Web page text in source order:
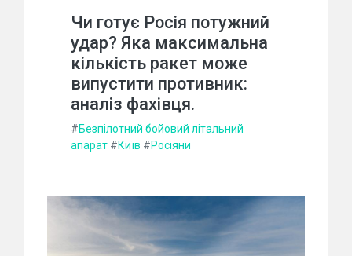
Чи готує Росія потужний
удар? Яка максимальна
кількість ракет може
випустити противник:
аналіз фахівця.
#Безпілотний бойовий літальний
апарат #Київ #Росіяни